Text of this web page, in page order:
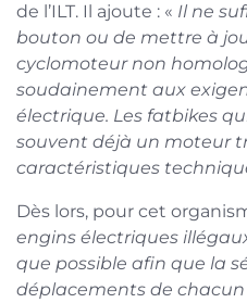
de l’ILT. Il ajoute : « Il ne
bouton ou de mettre à
cyclomoteur non
soudainement aux
électrique. Les fatbikes
souvent déjà un moteur
caractéristiques
Dès lors, pour cet
engins électriques
que possible afin que la
déplacements de chacun